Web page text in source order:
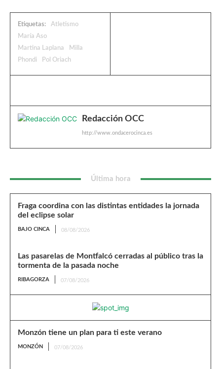
Etiquetas:
Atletismo
María Aso
Martina Laplana
Milla
Phondi
Pol Oriach
Redacción OCC
http://www.ondacerocinca.es
Última hora
Fraga coordina con las distintas entidades la jornada
del eclipse solar
BAJO CINCA 08/08/2026
Las pasarelas de Montfalcó cerradas al público tras la
tormenta de la pasada noche
RIBAGORZA 07/08/2026
Monzón tiene un plan para ti este verano
MONZÓN 07/08/2026